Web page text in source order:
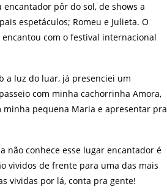
pôr do sol, de shows a
espetáculos; Romeu e Julieta. O
com o festival internacional
a luz do luar, já presenciei um
com minha cachorrinha Amora,
minha pequena Maria e apresentar pra
não conhece esse lugar encantador é
vividos de frente para uma das mais
vividas por lá, conta pra gente!